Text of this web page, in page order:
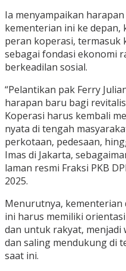
Ia menyampaikan
kementerian ini ke depan,
peran koperasi, termasuk
sebagai fondasi ekonomi
berkeadilan sosial.
“Pelantikan pak Ferry
harapan baru bagi
Koperasi harus kembali
nyata di tengah
perkotaan, pedesaan,
Imas di Jakarta,
laman resmi Fraksi PKB
2025.
Menurutnya, kementerian
ini harus memiliki
dan untuk rakyat, menjadi
dan saling mendukung di
saat ini.